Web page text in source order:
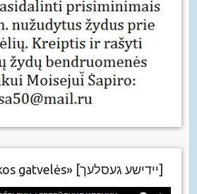
Eilėraštis «Žydiškos gatvelės» [יידישע געסלעך]